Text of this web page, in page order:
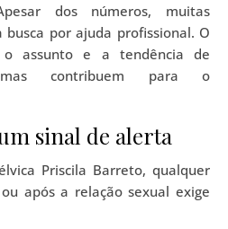
dos números, muitas
por ajuda profissional. O
assunto e a tendência de
contribuem para o
sinal de alerta
Priscila Barreto, qualquer
após a relação sexual exige